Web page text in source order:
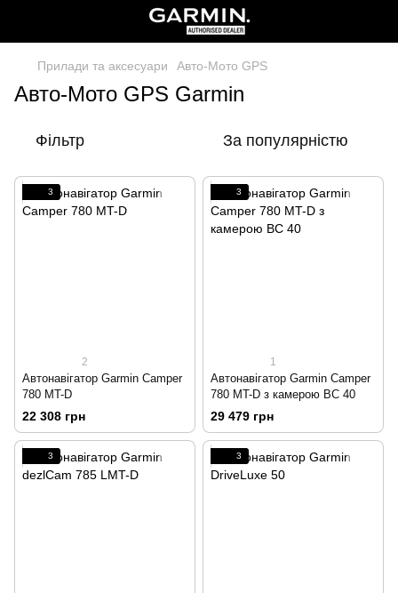
Прилади та аксесуари Авто-Мото GPS
Авто-Мото GPS Garmin
Фільтр За популярністю
3
2
Автонавігатор Garmin Camper
780 MT-D
22 308 грн
3
1
Автонавігатор Garmin Camper
780 MT-D з камерою BC 40
29 479 грн
3 3